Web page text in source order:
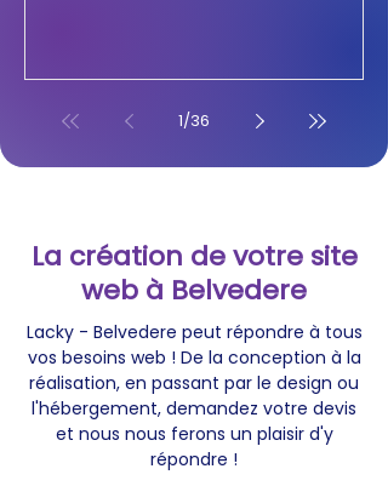
1/36
La création de votre site
web à Belvedere
Lacky - Belvedere peut répondre à tous
vos besoins web ! De la conception à la
réalisation, en passant par le design ou
l'hébergement, demandez votre devis
et nous nous ferons un plaisir d'y
répondre !